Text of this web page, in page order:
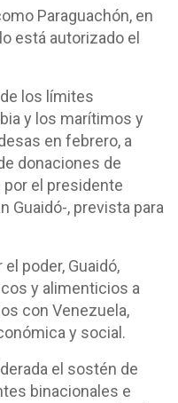
Paraguachón, en
está autorizado el
los límites
y los marítimos y
en febrero, a
donaciones de
el presidente
Guaidó-, prevista para
poder, Guaidó,
y alimenticios a
con Venezuela,
y social.
el sostén de
binacionales e